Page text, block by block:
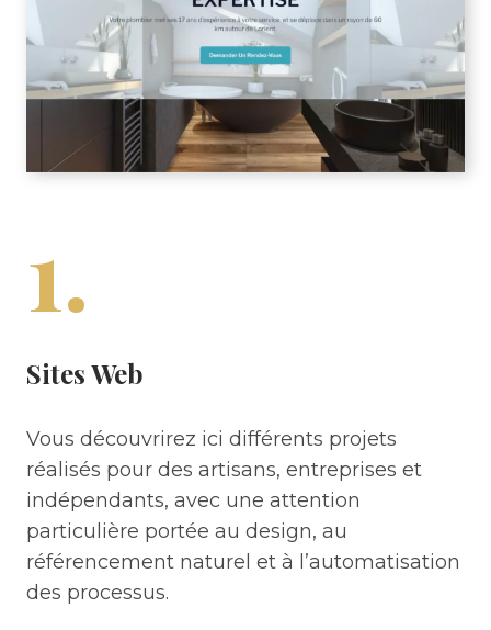
1.
Sites Web
Vous découvrirez ici différents projets
réalisés pour des artisans, entreprises et
indépendants, avec une attention
particulière portée au design, au
référencement naturel et à l’automatisation
des processus.